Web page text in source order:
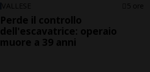
VALLESE 5 ore
Perde il controllo
dell'escavatrice: operaio
muore a 39 anni